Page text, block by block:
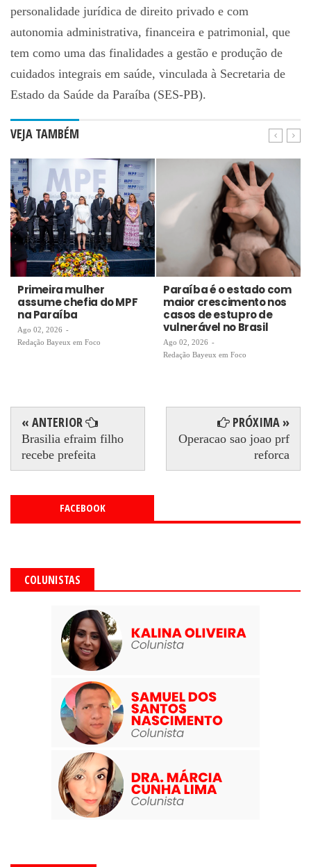
personalidade jurídica de direito privado e com
autonomia administrativa, financeira e patrimonial, que
tem como uma das finalidades a gestão e produção de
cuidados integrais em saúde, vinculada à Secretaria de
Estado da Saúde da Paraíba (SES-PB).
VEJA TAMBÉM
Primeira mulher
assume chefia do MPF
na Paraíba
Ago 02, 2026 -
Redação Bayeux em Foco
Paraíba é o estado com
maior crescimento nos
casos de estupro de
vulnerável no Brasil
Ago 02, 2026 -
Redação Bayeux em Foco
« ANTERIOR
Brasilia efraim filho
recebe prefeita
PRÓXIMA »
Operacao sao joao prf
reforca
FACEBOOK
COLUNISTAS